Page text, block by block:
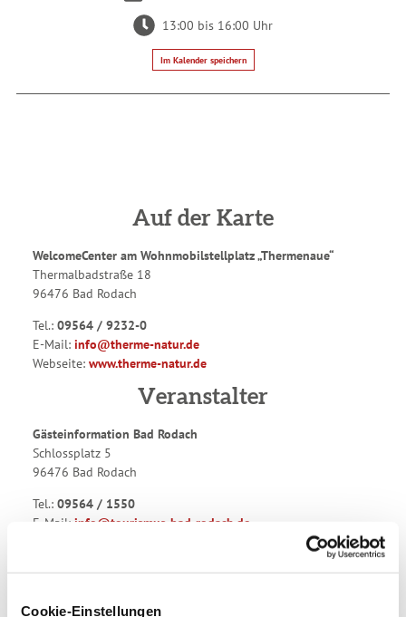
Cookie-Einstellungen
13:00 bis 16:00 Uhr
Im Kalender speichern
Auf der Karte
WelcomeCenter am Wohnmobilstellplatz „Thermenaue“
Thermalbadstraße 18
96476 Bad Rodach
Tel.: 09564 / 9232-0
E-Mail: info@therme-natur.de
Webseite: www.therme-natur.de
Veranstalter
Gästeinformation Bad Rodach
Schlossplatz 5
96476 Bad Rodach
Tel.: 09564 / 1550
E-Mail: info@tourismus-bad-rodach.de
Anreise planen